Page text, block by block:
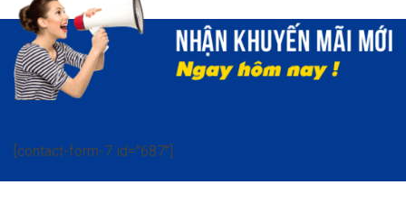
[contact-form-7 id="687"]